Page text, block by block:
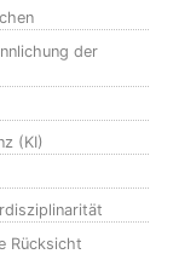
der
(KI)
Rücksicht